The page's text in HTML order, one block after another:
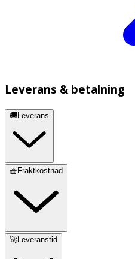
Leverans & betalning
🚚Leverans
🧺Fraktkostnad
🚀Leveranstid